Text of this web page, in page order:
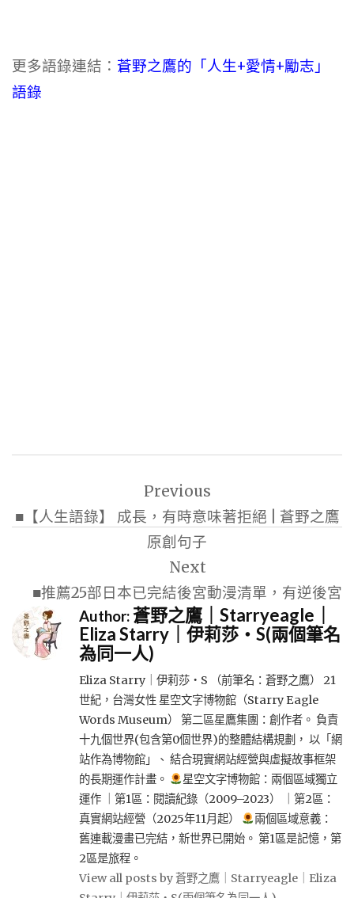
更多語錄連結 ： 蒼野之鷹的「人生+愛情+勵志」
語錄
導
Previous
■【人生語錄】 成長，有時意味著拒絕 | 蒼野之鷹
原創句子
Next
■推薦25部日本已完結後宮動漫清單，有逆後宮
Author:蒼野之鷹｜Starryeagle｜
Eliza Starry｜伊莉莎・S(兩個筆名
為同一人)
Eliza Starry｜伊莉莎・S （前筆名：蒼野之鷹） 21
世紀，台灣女性 星空文字博物館（Starry Eagle
Words Museum） 第二區星鷹集團：創作者。 負責
十九個世界(包含第0個世界)的整體結構規劃， 以「網
站作為博物館」、 結合現實網站經營與虛擬故事框架
的長期運作計畫。
星空文字博物館：兩個區域獨立
運作 ｜第1區：閱讀紀錄（2009–2023） ｜第2區：
真實網站經營（2025年11月起）
兩個區域意義：
舊連載漫畫已完結，新世界已開始。 第1區是記憶，第
2區是旅程。
View all posts by 蒼野之鷹｜Starryeagle｜Eliza